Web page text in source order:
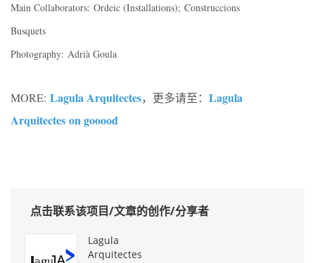
Main Collaborators: Ordeic (Installations); Construccions
Busquets
Photography: Adrià Goula
MORE: Lagula Arquitectes，更多请至： Lagula
Arquitectes on gooood
点击联系该项目/文章的创作/分享者
Lagula
Arquitectes